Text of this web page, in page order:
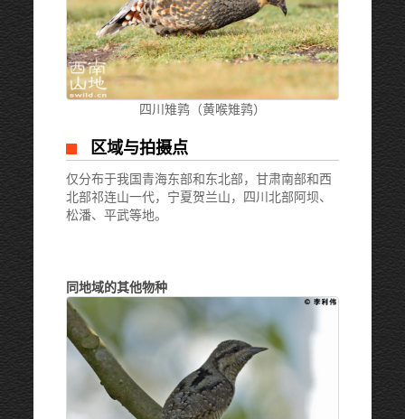
四川雉鹑（黄喉雉鹑）
区域与拍摄点
仅分布于我国青海东部和东北部，甘肃南部和西
北部祁连山一代，宁夏贺兰山，四川北部阿坝、
松潘、平武等地。
同地域的其他物种